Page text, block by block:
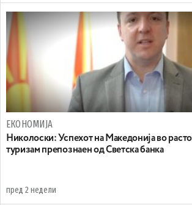
ЕКОНОМИЈА
Николоски: Успехот на Македонија во
туризам препознаен од Светска банка
пред 2 недели